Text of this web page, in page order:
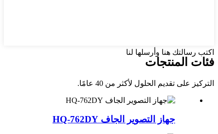
اكتب رسالتك هنا وأرسلها لنا
فئات المنتجات
التركيز على تقديم الحلول لأكثر من 40 عامًا.
جهاز التصوير الجاف HQ-762DY